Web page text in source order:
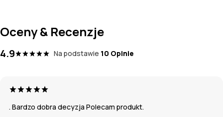
Oceny & Recenzje
4.9 Na podstawie 10 Opinie
. Bardzo dobra decyzja Polecam produkt.